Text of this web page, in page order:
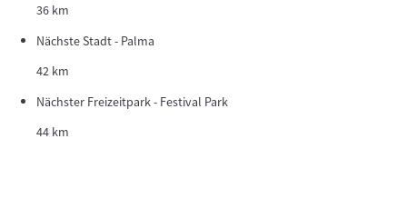
36 km
Nächste Stadt - Palma
42 km
Nächster Freizeitpark - Festival Park
44 km